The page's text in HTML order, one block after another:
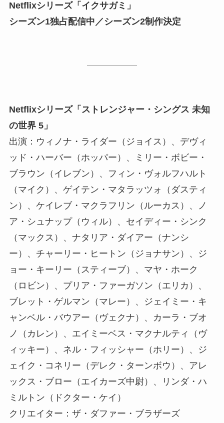
Netflixシリーズ「イクサガミ」
シーズン1独占配信中／シーズン2制作決定
Netflixシリーズ「ストレンジャー・シングス 未知
の世界 5」
出演：ウィノナ・ライダー（ジョイス）、デヴィ
ッド・ハーバー（ホッパー）、ミリー・ボビー・
ブラウン（イレブン）、フィン・ヴォルフハルト
（マイク）、ゲイテン・マタラッツォ（ダスティ
ン）、ケイレブ・マクラフリン（ルーカス）、ノ
ア・シュナップ（ウィル）、セイディー・シンク
（マックス）、ナタリア・ダイアー（ナンシ
ー）、チャーリー・ヒートン（ジョナサン）、ジ
ョー・キーリー（スティーブ）、マヤ・ホーク
（ロビン）、プリア・ファーガソン（エリカ）、
ブレット・ゲルマン（マレー）、ジェイミー・キ
ャンベル・バウアー（ヴェクナ）、カーラ・ブオ
ノ（カレン）、エイミーベス・マクナルティ（ヴ
ィッキー）、ネル・フィッシャー（ホリー）、ジ
ェイク・コネリー（デレク・ターンボウ）、アレ
ックス・ブロー（エイカーズ中尉）、リンダ・ハ
ミルトン（ドクター・ケイ）
クリエイター：ザ・ダファー・ブラザーズ